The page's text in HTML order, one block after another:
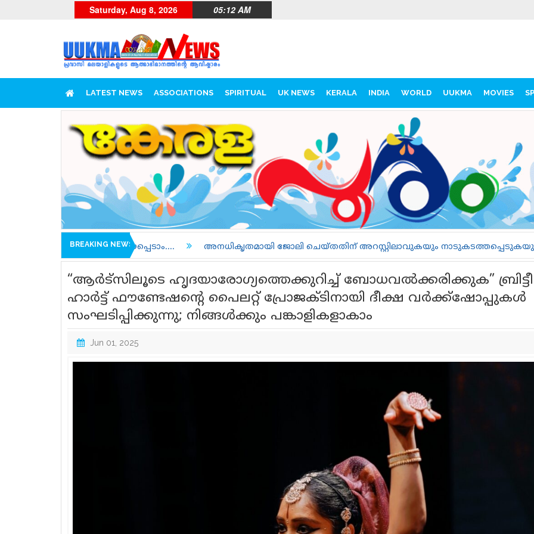
Saturday, Aug 8, 2026 05:12 AM
LATEST NEWS ASSOCIATIONS SPIRITUAL UK NEWS KERALA INDIA WORLD UUKMA MOVIES
BREAKING NEWSഅനധികൃതമായി ജോലി ചെയ്തതിന് അറസ്റ്റിലാവുകയും നാടുകടത്തപ്പെടുകയും ചെയ്യുന്നവരുടെ
“ആർട്സിലൂടെ ഹൃദയാരോഗ്യത്തെക്കുറിച്ച് ബോധവൽക്കരിക്കുക”
ഹാർട്ട് ഫൗണ്ടേഷന്റെ പൈലറ്റ് പ്രോജക്ടിനായി ദീക്ഷ വർക്ക്ഷോപ്പുകൾ
സംഘടിപ്പിക്കുന്നു; നിങ്ങൾക്കും പങ്കാളികളാകാം
Jun 01, 2025